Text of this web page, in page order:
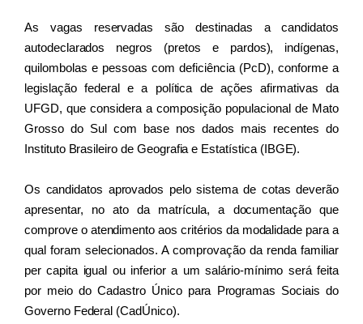
As vagas reservadas são destinadas a candidatos
autodeclarados negros (pretos e pardos), indígenas,
quilombolas e pessoas com deficiência (PcD), conforme a
legislação federal e a política de ações afirmativas da
UFGD, que considera a composição populacional de Mato
Grosso do Sul com base nos dados mais recentes do
Instituto Brasileiro de Geografia e Estatística (IBGE).
Os candidatos aprovados pelo sistema de cotas deverão
apresentar, no ato da matrícula, a documentação que
comprove o atendimento aos critérios da modalidade para a
qual foram selecionados. A comprovação da renda familiar
per capita igual ou inferior a um salário-mínimo será feita
por meio do Cadastro Único para Programas Sociais do
Governo Federal (CadÚnico).